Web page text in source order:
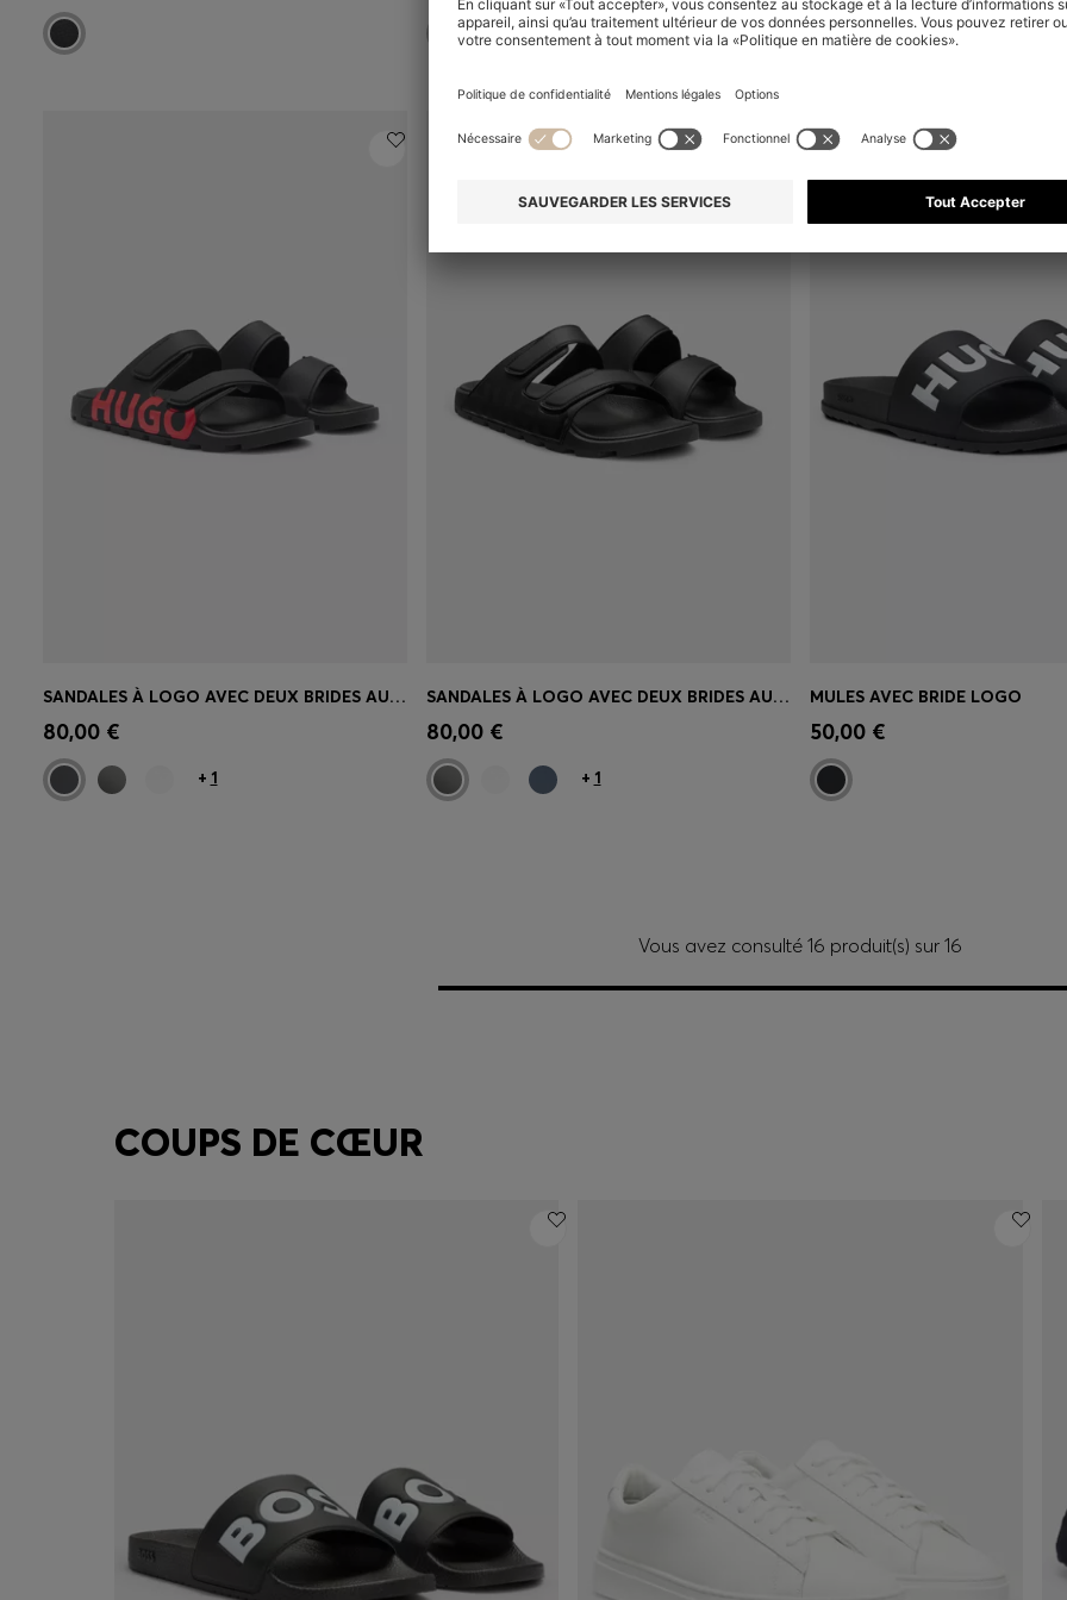
Achat rapide
taille)
SANDALES À LOGO AVEC DEUX BRIDES AUTO-ADHÉSIVES
80,00 €
+ 1
Achat rapide
taille)
SANDALES À LOGO AVEC DEUX BRIDES AUTO-ADHÉSIVES
80,00 €
+ 1
Achat rapide
taille)
MULES AVEC BRIDE LOGO
50,00 €
Vous avez consulté 16 produit(s) sur 16
COUPS DE CŒUR